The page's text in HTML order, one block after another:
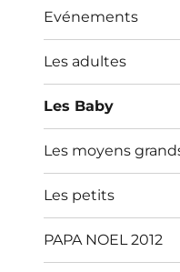
Evénements
Les adultes
Les Baby
Les moyens
Les petits
PAPA NOEL 2012